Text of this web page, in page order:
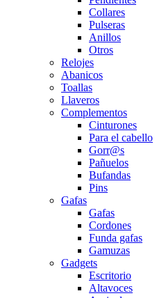
Collares
Pulseras
Anillos
Otros
Relojes
Abanicos
Toallas
Llaveros
Complementos
Cinturones
Para el cabello
Gorr@s
Pañuelos
Bufandas
Pins
Gafas
Gafas
Cordones
Funda gafas
Gamuzas
Gadgets
Escritorio
Altavoces